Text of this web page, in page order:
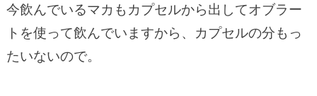
今飲んでいるマカもカプセルから出してオブラー
トを使って飲んでいますから、カプセルの分もっ
たいないので。